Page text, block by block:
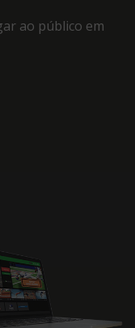
ao público em